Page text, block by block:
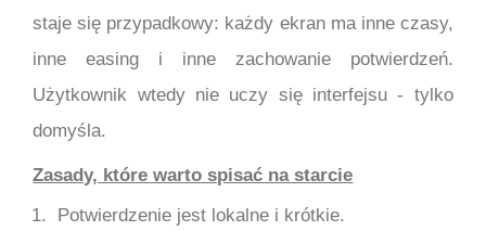
staje się przypadkowy: każdy ekran ma inne czasy,
inne easing i inne zachowanie potwierdzeń.
Użytkownik wtedy nie uczy się interfejsu - tylko
domyśla.
Zasady, które warto spisać na starcie
Potwierdzenie jest lokalne i krótkie.